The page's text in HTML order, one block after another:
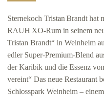
Sternekoch Tristan Brandt hat
RAUH XO‑Rum in seinem
Tristan Brandt“ in Weinheim
edler Super‑Premium‑Blend
der Karibik und die Essenz
vereint“ Das neue Restaurant
Schlosspark Weinheim –